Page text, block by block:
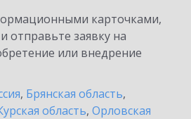
карточками,
отправьте заявку на
или внедрение
, Брянская область,
область, Орловская